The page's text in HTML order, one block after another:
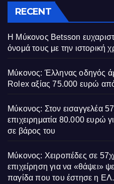
RECENT
Η Μύκονος Betsson
όνομά τους με την ιστορική
Μύκονος: Έλληνας οδηγός
Rolex αξίας 75.000 ευρώ
Μύκονος: Στον εισαγγελέα
επιχειρηματία 80.000 ευρώ
σε βάρος του
Μύκονος: Χειροπέδες σε
επιχείρηση για να «θάψει»
παγίδα που του έστησε η